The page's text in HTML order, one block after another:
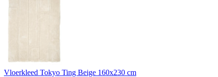
Vloerkleed Tokyo Ting Beige 160x230 cm